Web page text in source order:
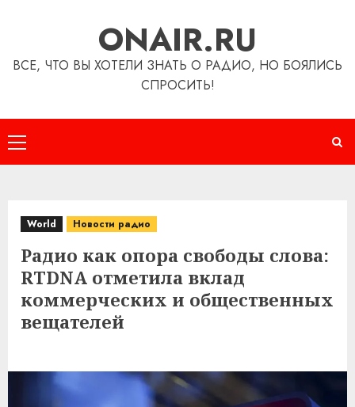
ONAIR.RU
ВСЕ, ЧТО ВЫ ХОТЕЛИ ЗНАТЬ О РАДИО, НО БОЯЛИСЬ
СПРОСИТЬ!
Основное
меню
World Новости радио
Радио как опора свободы слова:
RTDNA отметила вклад
коммерческих и общественных
вещателей